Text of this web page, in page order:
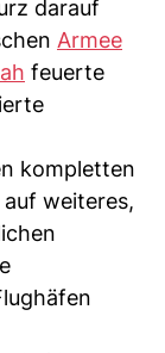
darauf
Armee
feuerte
kompletten
weiteres,